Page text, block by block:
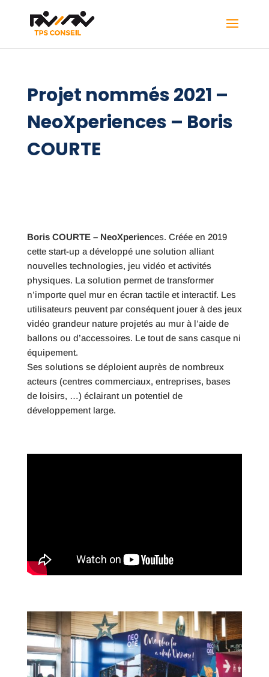
Projet nommés 2021 –
NeoXperiences – Boris
COURTE
Boris COURTE – NeoXperiences. Créée en 2019
cette start-up a développé une solution alliant
nouvelles technologies, jeu vidéo et activités
physiques. La solution permet de transformer
n’importe quel mur en écran tactile et interactif. Les
utilisateurs peuvent par conséquent jouer à des jeux
vidéo grandeur nature projetés au mur à l’aide de
ballons ou d’accessoires. Le tout de sans casque ni
équipement.
Ses solutions se déploient auprès de nombreux
acteurs (centres commerciaux, entreprises, bases
de loisirs, …) éclairant un potentiel de
développement large.